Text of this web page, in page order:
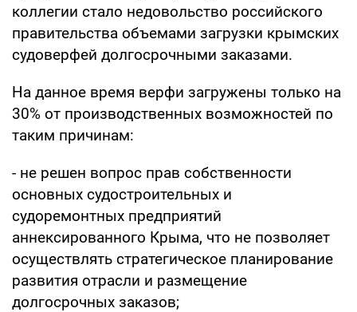
коллегии стало недовольство российского
правительства объемами загрузки крымских
судоверфей долгосрочными заказами.
На данное время верфи загружены только на
30% от производственных возможностей по
таким причинам:
- не решен вопрос прав собственности
основных судостроительных и
судоремонтных предприятий
аннексированного Крыма, что не позволяет
осуществлять стратегическое планирование
развития отрасли и размещение
долгосрочных заказов;